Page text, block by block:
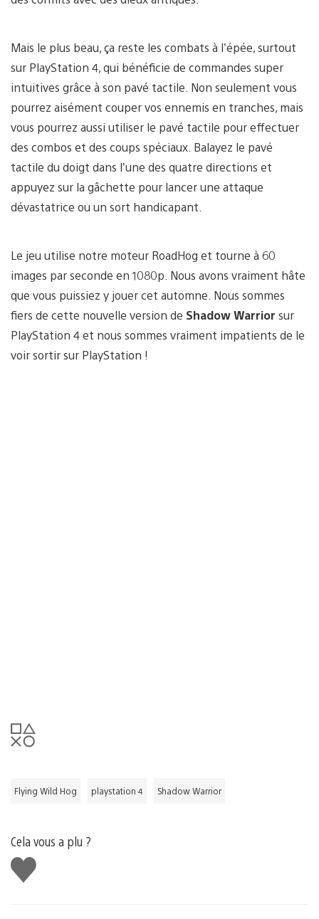
Mais le plus beau, ça reste les combats à l’épée, surtout
sur PlayStation 4, qui bénéficie de commandes super
intuitives grâce à son pavé tactile. Non seulement vous
pourrez aisément couper vos ennemis en tranches, mais
vous pourrez aussi utiliser le pavé tactile pour effectuer
des combos et des coups spéciaux. Balayez le pavé
tactile du doigt dans l’une des quatre directions et
appuyez sur la gâchette pour lancer une attaque
dévastatrice ou un sort handicapant.
Le jeu utilise notre moteur RoadHog et tourne à 60
images par seconde en 1080p. Nous avons vraiment hâte
que vous puissiez y jouer cet automne. Nous sommes
fiers de cette nouvelle version de Shadow Warrior sur
PlayStation 4 et nous sommes vraiment impatients de le
voir sortir sur PlayStation !
Flying Wild Hog playstation 4 Shadow Warrior
Cela vous a plu ?
J'aime